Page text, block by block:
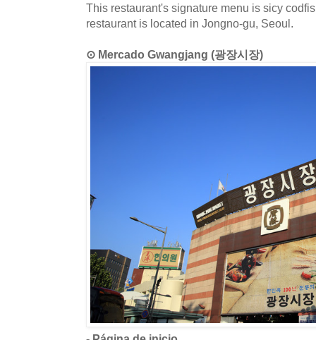
This restaurant's signature menu is sicy
restaurant is located in Jongno-gu, Seoul.
⊙ Mercado Gwangjang (광장시장)